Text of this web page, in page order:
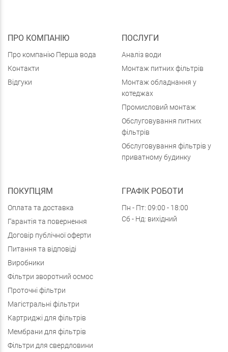
ПРО КОМПАНІЮ
Про компанію Перша вода
Контакти
Відгуки
ПОСЛУГИ
Аналіз води
Монтаж питних фільтрів
Монтаж обладнання у
котеджах
Промисловий монтаж
Обслуговування питних
фільтрів
Обслуговування фільтрів у
приватному будинку
ПОКУПЦЯМ
Оплата та доставка
Гарантія та повернення
Договір публічної оферти
Питання та відповіді
Виробники
Фільтри зворотний осмос
Проточні фільтри
Магістральні фільтри
Картриджі для фільтрів
Мембрани для фільтрів
Фільтри для свердловини
ГРАФІК РОБОТИ
Пн - Пт: 09:00 - 18:00
Сб - Нд: вихідний